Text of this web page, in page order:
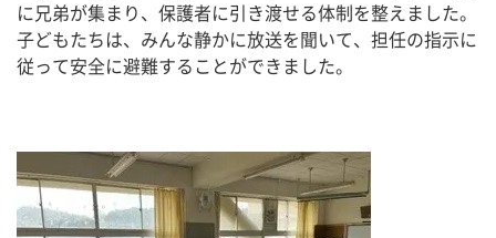
に兄弟が集まり、保護者に引き渡せる体制を整えました。
子どもたちは、みんな静かに放送を聞いて、担任の指示に
従って安全に避難することができました。